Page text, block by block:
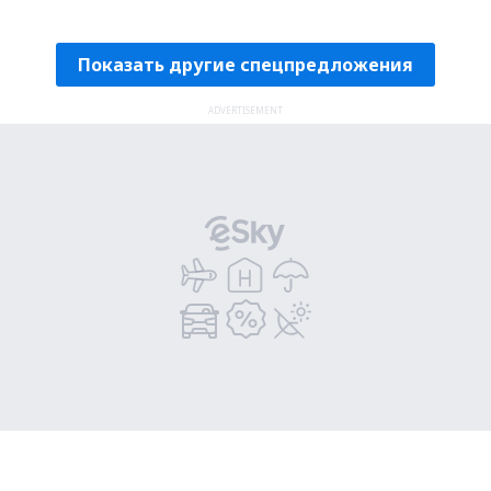
Показать другие спецпредложения
ADVERTISEMENT